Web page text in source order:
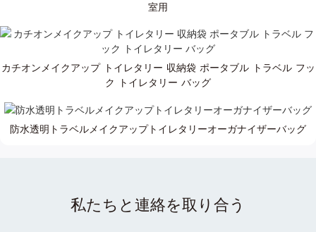
室用
カチオンメイクアップ トイレタリー 収納袋 ポータブル トラベル フッ
ク トイレタリー バッグ
防水透明トラベルメイクアップトイレタリーオーガナイザーバッグ
私たちと連絡を取り合う